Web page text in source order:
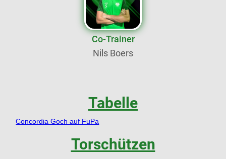
Co-Trainer
Nils Boers
Tabelle
Concordia Goch auf FuPa
Torschützen